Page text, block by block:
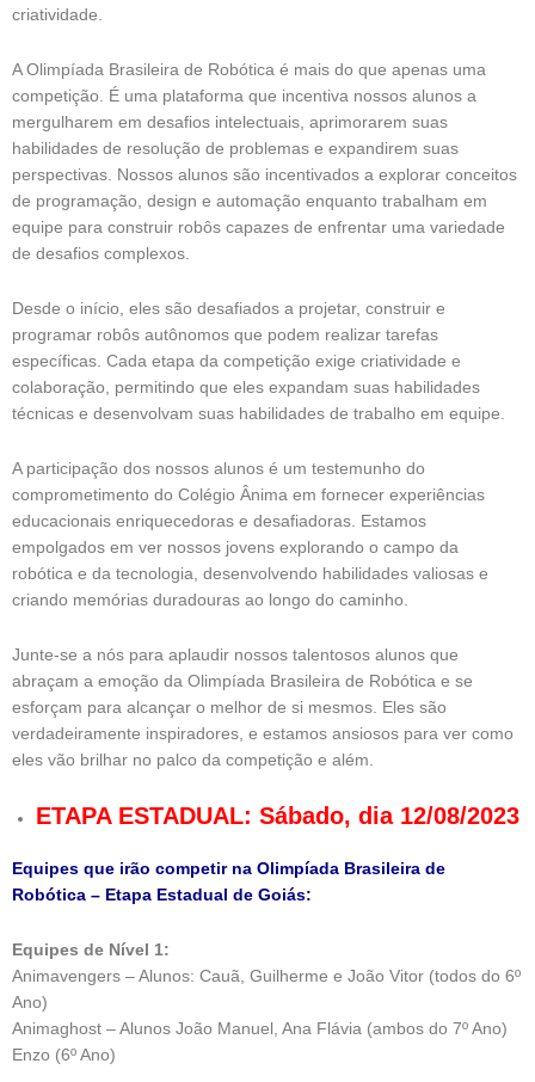
criatividade.
A Olimpíada Brasileira de Robótica é mais do que apenas uma
competição. É uma plataforma que incentiva nossos alunos a
mergulharem em desafios intelectuais, aprimorarem suas
habilidades de resolução de problemas e expandirem suas
perspectivas. Nossos alunos são incentivados a explorar conceitos
de programação, design e automação enquanto trabalham em
equipe para construir robôs capazes de enfrentar uma variedade
de desafios complexos.
Desde o início, eles são desafiados a projetar, construir e
programar robôs autônomos que podem realizar tarefas
específicas. Cada etapa da competição exige criatividade e
colaboração, permitindo que eles expandam suas habilidades
técnicas e desenvolvam suas habilidades de trabalho em equipe.
A participação dos nossos alunos é um testemunho do
comprometimento do Colégio Ânima em fornecer experiências
educacionais enriquecedoras e desafiadoras. Estamos
empolgados em ver nossos jovens explorando o campo da
robótica e da tecnologia, desenvolvendo habilidades valiosas e
criando memórias duradouras ao longo do caminho.
Junte-se a nós para aplaudir nossos talentosos alunos que
abraçam a emoção da Olimpíada Brasileira de Robótica e se
esforçam para alcançar o melhor de si mesmos. Eles são
verdadeiramente inspiradores, e estamos ansiosos para ver como
eles vão brilhar no palco da competição e além.
ETAPA ESTADUAL: Sábado, dia 12/08/2023
Equipes que irão competir na Olimpíada Brasileira de
Robótica – Etapa Estadual de Goiás:
Equipes de Nível 1:
Animavengers – Alunos: Cauã, Guilherme e João Vitor (todos do 6º
Ano)
Animaghost – Alunos João Manuel, Ana Flávia (ambos do 7º Ano)
Enzo (6º Ano)